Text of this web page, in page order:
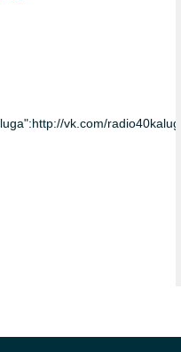
vk.com/radio40kaluga